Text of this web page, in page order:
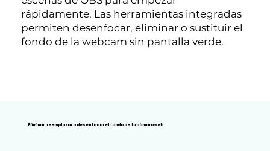
Eliminar, reemplazar o desenfocar el fondo de tu cámara web
rápidamente. Las herramientas integradas
permiten desenfocar, eliminar o sustituir el
fondo de la webcam sin pantalla verde.